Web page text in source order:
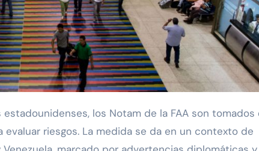
riesgos. La medida se da en un contexto de